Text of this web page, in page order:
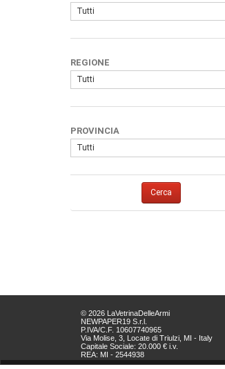
Tutti
REGIONE
Tutti
PROVINCIA
Tutti
Cerca
© 2026 LaVetrinaDelleArmi
NEWPAPER19 S.r.l.
P.IVA/C.F. 10607740965
Via Molise, 3, Locate di Triulzi, MI - Italy
Capitale Sociale: 20.000 € i.v.
REA: MI - 2544938